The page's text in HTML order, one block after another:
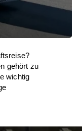
gehört zu
wichtig